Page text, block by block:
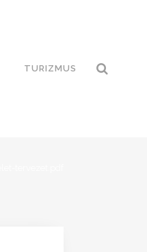
TURIZMUS